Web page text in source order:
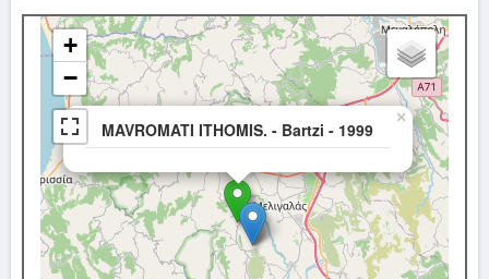
MAVROMATI ITHOMIS. - Bartzi - 1999
×
+
−